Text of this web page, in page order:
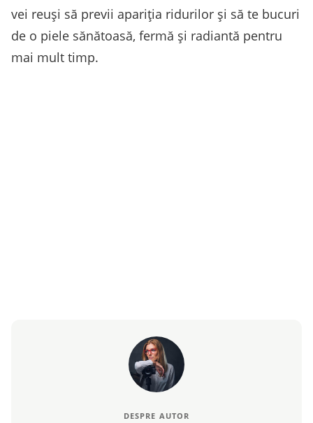
vei reuși să previi apariția ridurilor și să te bucuri
de o piele sănătoasă, fermă și radiantă pentru
mai mult timp.
DESPRE AUTOR